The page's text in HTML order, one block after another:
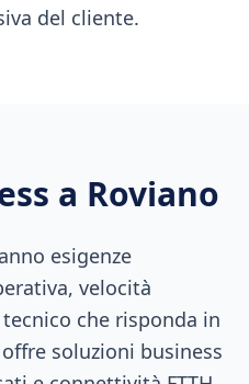
del cliente.
a Roviano
esigenze
velocità
che risponda in
soluzioni business